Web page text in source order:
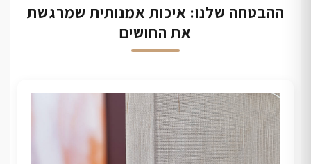
ההבטחה שלנו: איכות אמנותית שמרגשת
את החושים